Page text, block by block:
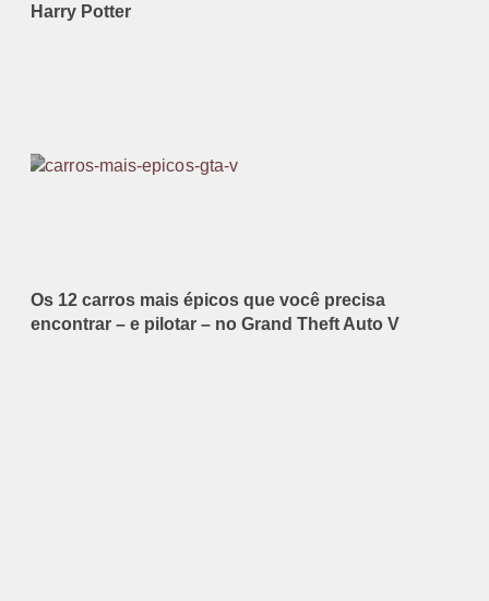
Harry Potter
Os 12 carros mais épicos que você precisa
encontrar – e pilotar – no Grand Theft Auto V